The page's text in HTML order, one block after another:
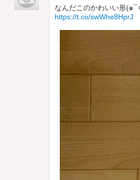
なんだこのかわいい形(๑
https://t.co/swWhe8HprJ